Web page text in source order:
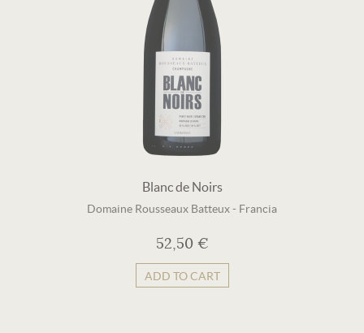
Blanc de Noirs
Domaine Rousseaux Batteux- Francia
52,50 €
ADD TO CART